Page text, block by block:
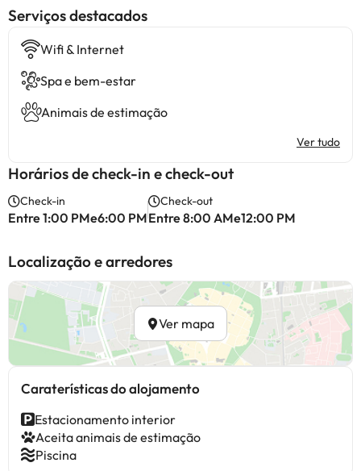
Serviços destacados
Wifi & Internet
Spa e bem-estar
Animais de estimação
Ver tudo
Horários de check-in e check-out
Check-in
Entre 1:00 PMe6:00 PM
Check-out
Entre 8:00 AMe12:00 PM
Localização e arredores
Ver mapa
Caraterísticas do alojamento
Estacionamento interior
Aceita animais de estimação
Piscina